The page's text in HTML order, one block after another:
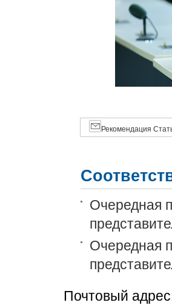
Рекомендация
Очередная
Очередная
Почтовый